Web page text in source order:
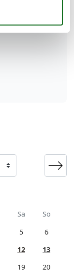
Sa
So
5
6
12
13
19
20